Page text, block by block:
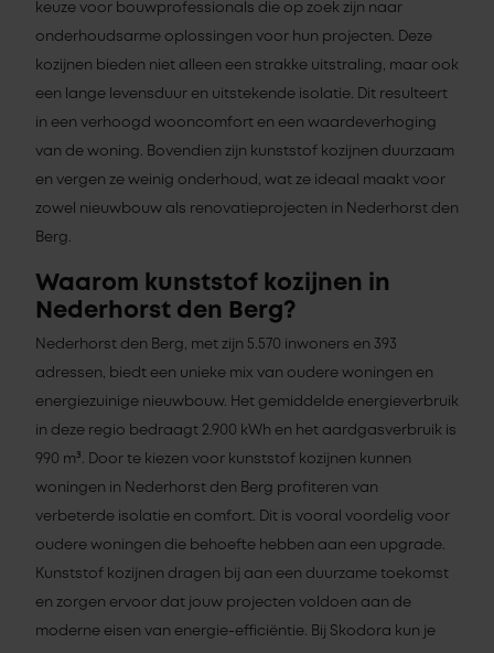
keuze voor bouwprofessionals die op zoek zijn naar
onderhoudsarme oplossingen voor hun projecten. Deze
kozijnen bieden niet alleen een strakke uitstraling, maar ook
een lange levensduur en uitstekende isolatie. Dit resulteert
in een verhoogd wooncomfort en een waardeverhoging
van de woning. Bovendien zijn kunststof kozijnen duurzaam
en vergen ze weinig onderhoud, wat ze ideaal maakt voor
zowel nieuwbouw als renovatieprojecten in Nederhorst den
Berg.
Waarom kunststof kozijnen in
Nederhorst den Berg?
Nederhorst den Berg, met zijn 5.570 inwoners en 393
adressen, biedt een unieke mix van oudere woningen en
energiezuinige nieuwbouw. Het gemiddelde energieverbruik
in deze regio bedraagt 2.900 kWh en het aardgasverbruik is
990 m³. Door te kiezen voor kunststof kozijnen kunnen
woningen in Nederhorst den Berg profiteren van
verbeterde isolatie en comfort. Dit is vooral voordelig voor
oudere woningen die behoefte hebben aan een upgrade.
Kunststof kozijnen dragen bij aan een duurzame toekomst
en zorgen ervoor dat jouw projecten voldoen aan de
moderne eisen van energie-efficiëntie. Bij Skodora kun je